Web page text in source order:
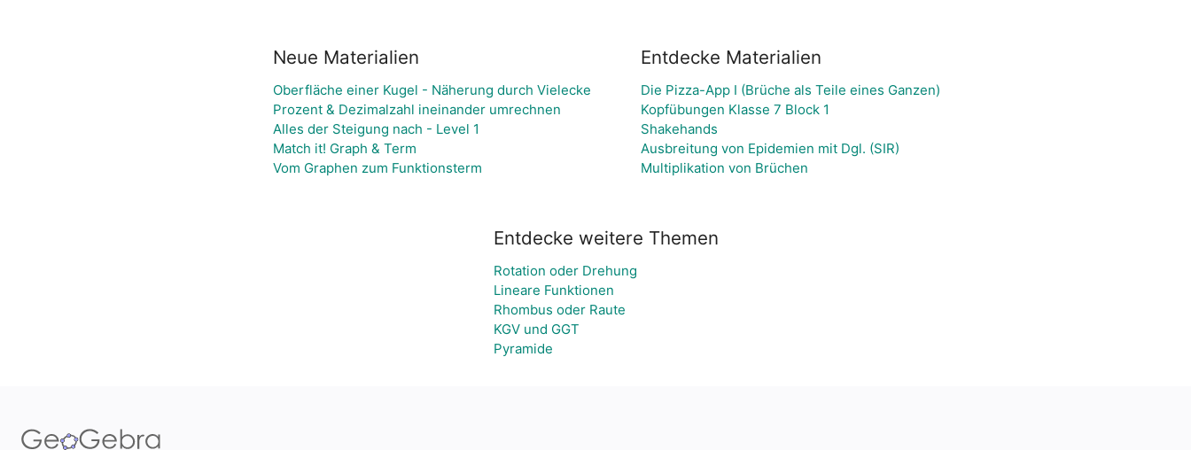
Neue Materialien
Oberfläche einer Kugel - Näherung durch Vielecke
Prozent & Dezimalzahl ineinander umrechnen
Alles der Steigung nach - Level 1
Match it! Graph & Term
Vom Graphen zum Funktionsterm
Entdecke Materialien
Die Pizza-App I (Brüche als Teile eines Ganzen)
Kopfübungen Klasse 7 Block 1
Shakehands
Ausbreitung von Epidemien mit Dgl. (SIR)
Multiplikation von Brüchen
Entdecke weitere Themen
Rotation oder Drehung
Lineare Funktionen
Rhombus oder Raute
KGV und GGT
Pyramide